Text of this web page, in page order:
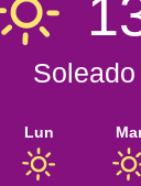
Soleado
Lun